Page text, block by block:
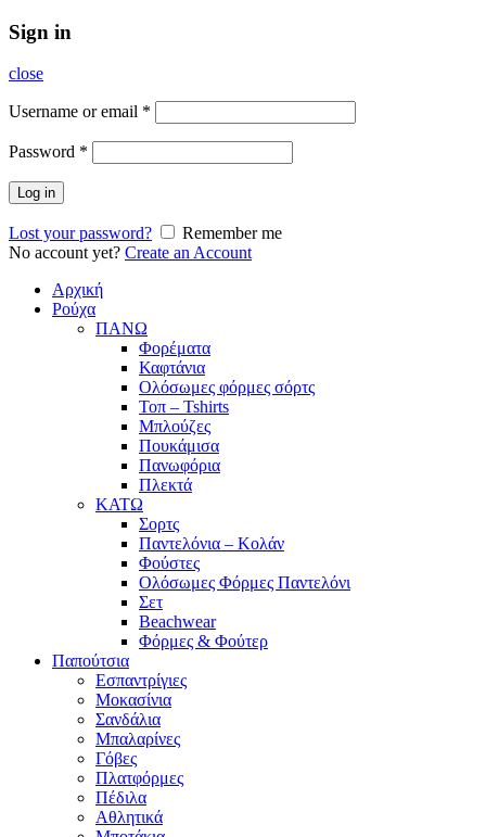
Sign in
close
Username or email *
Password *
Log in
Lost your password?
Remember me
No account yet? Create an Account
Αρχική
Ρούχα
ΠΑΝΩ
Φορέματα
Καφτάνια
Ολόσωμες φόρμες σόρτς
Τοπ – Tshirts
Μπλούζες
Πουκάμισα
Πανωφόρια
Πλεκτά
ΚΑΤΩ
Σορτς
Παντελόνια – Κολάν
Φούστες
Ολόσωμες Φόρμες Παντελόνι
Σετ
Beachwear
Φόρμες & Φούτερ
Παπούτσια
Εσπαντρίγιες
Μοκασίνια
Σανδάλια
Μπαλαρίνες
Γόβες
Πλατφόρμες
Πέδιλα
Αθλητικά